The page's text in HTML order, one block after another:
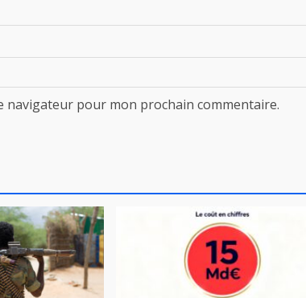
navigateur pour mon prochain commentaire.